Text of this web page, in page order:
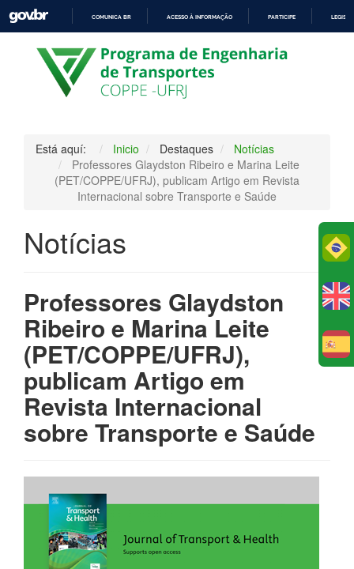
PARA
O
CONTEÚDO
COMUNICA BR ACESSO À INFORMAÇÃO PARTICIPE
Está aquí: Inicio Destaques
Notícias
Professores Glaydston Ribeiro e Marina Leite
(PET/COPPE/UFRJ), publicam Artigo em Revista
Internacional sobre Transporte e Saúde
Notícias
Professores Glaydston
Ribeiro e Marina Leite
(PET/COPPE/UFRJ),
publicam Artigo em
Revista Internacional
sobre Transporte e Saúde